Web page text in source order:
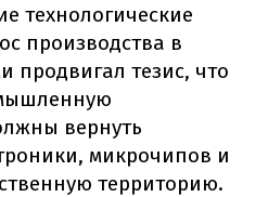
технологические
производства в
продвигал тезис, что
вернуть
микрочипов и
территорию.